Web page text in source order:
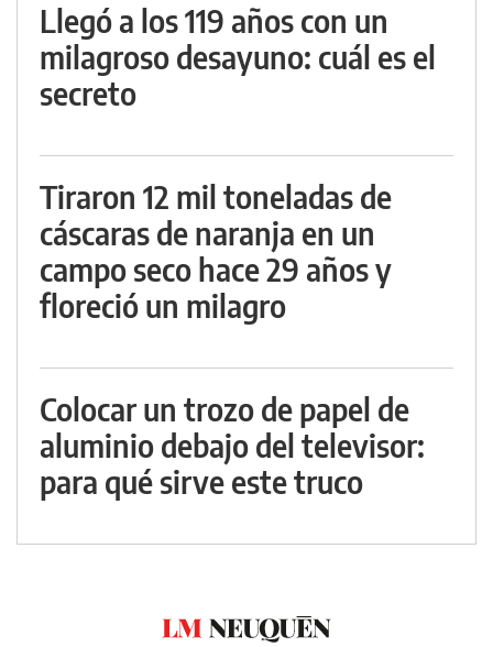
Llegó a los 119 años con un
milagroso desayuno: cuál es el
secreto
Tiraron 12 mil toneladas de
cáscaras de naranja en un
campo seco hace 29 años y
floreció un milagro
Colocar un trozo de papel de
aluminio debajo del televisor:
para qué sirve este truco